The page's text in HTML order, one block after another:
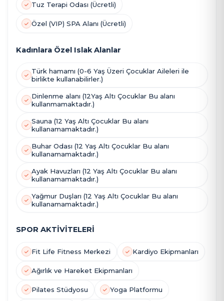
Tuz Terapi Odası (Ücretli)
Özel (VIP) SPA Alanı (Ücretli)
Kadınlara Özel Islak Alanlar
Türk hamamı (0-6 Yaş Üzeri Çocuklar Aileleri ile
birlikte kullanabilirler.)
Dinlenme alanı (12Yaş Altı Çocuklar Bu alanı
kullanmamaktadır.)
Sauna (12 Yaş Altı Çocuklar Bu alanı
kullanamamaktadır.)
Buhar Odası (12 Yaş Altı Çocuklar Bu alanı
kullanamamaktadır.)
Ayak Havuzları (12 Yaş Altı Çocuklar Bu alanı
kullanamamaktadır.)
Yağmur Duşları (12 Yaş Altı Çocuklar Bu alanı
kullanamamaktadır.)
SPOR AKTİVİTELERİ
Fit Life Fitness Merkezi Kardiyo Ekipmanları
Ağırlık ve Hareket Ekipmanları
Pilates Stüdyosu Yoga Platformu